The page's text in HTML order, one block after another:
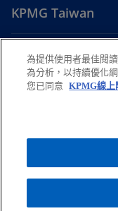
KPMG Taiwan
掌握趨勢
在
籤
開
© 2026 安侯建業聯合會計
更多有關 KPMG 全球組織
https://kpmg.com/
為提供使用者最佳閱
為分析，以持續優化
您已同意
KPMG線上